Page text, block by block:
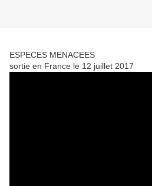
ESPECES MENACEES
sortie en France le 12 juillet 2017